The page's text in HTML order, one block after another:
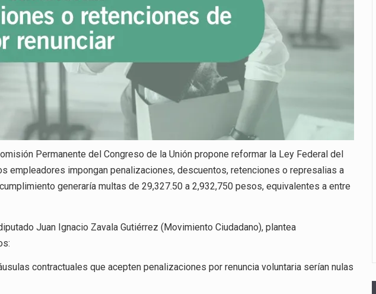
Permanente del Congreso de la Unión propone reformar la Ley Federal del
empleadores impongan penalizaciones, descuentos, retenciones o represalias a
generaría multas de 29,327.50 a 2,932,750 pesos, equivalentes a entre
Juan Ignacio Zavala Gutiérrez (Movimiento Ciudadano), plantea
contractuales que acepten penalizaciones por renuncia voluntaria serían nulas